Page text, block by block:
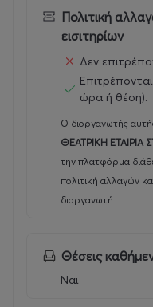
Πολιτική
εισιτηρίων
Δεν
ώρα ή θέση).
Ο διοργανωτής
ΘΕΑΤΡΙΚΗ ΕΤΑΙΡΙΑ
την πλατφόρμα
πολιτική αλλαγών
διοργανωτή.
Θέσεις
Ναι